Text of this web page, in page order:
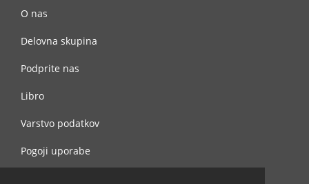
O nas
Delovna skupina
Podprite nas
Libro
Varstvo podatkov
Pogoji uporabe